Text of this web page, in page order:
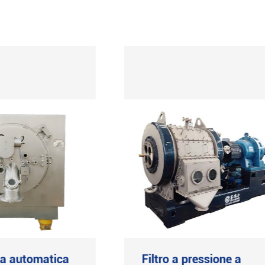
automatica Filtro a pressione a